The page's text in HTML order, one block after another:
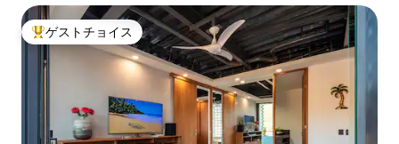
大好評のゲストチョイスです。
ゲストチョイス